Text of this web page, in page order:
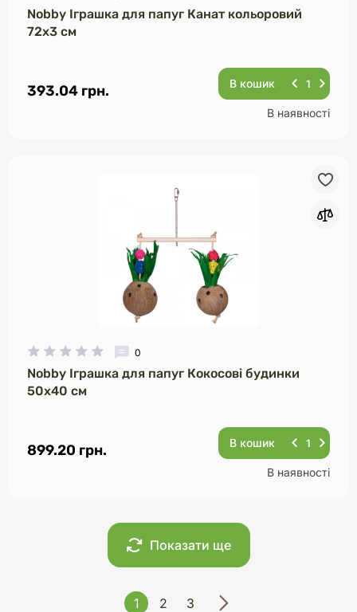
Nobby Іграшка для папуг Канат кольоровий
72х3 см
393.04 грн. В кошик
В наявності
0
Nobby Іграшка для папуг Кокосові будинки
50х40 см
899.20 грн. В кошик
В наявності
Показати ще
1 2
3